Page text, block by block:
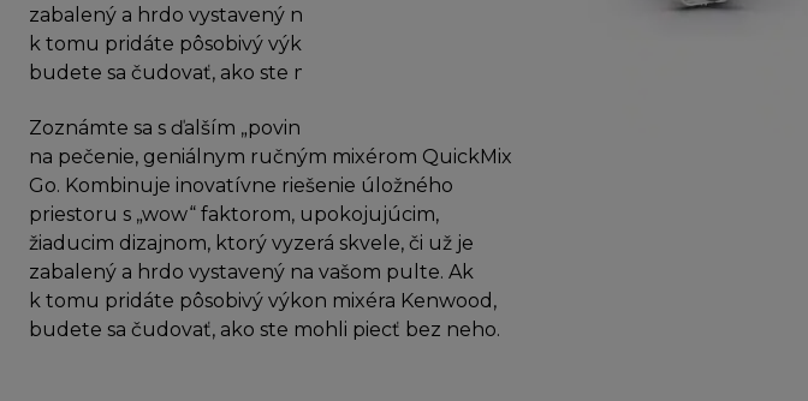
zabalený a hrdo vystavený na vašom pulte. Ak
k tomu pridáte pôsobivý výkon mixéra Kenwood,
budete sa čudovať, ako ste mohli piecť bez neho.
Zoznámte sa s ďalším „povinným“ príslušenstvom
na pečenie, geniálnym ručným mixérom QuickMix
Go. Kombinuje inovatívne riešenie úložného
priestoru s „wow“ faktorom, upokojujúcim,
žiaducim dizajnom, ktorý vyzerá skvele, či už je
zabalený a hrdo vystavený na vašom pulte. Ak
k tomu pridáte pôsobivý výkon mixéra Kenwood,
budete sa čudovať, ako ste mohli piecť bez neho.